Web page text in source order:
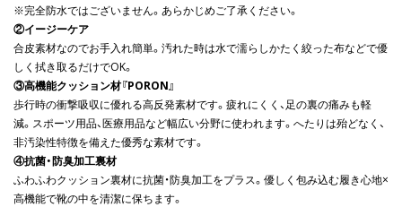
※完全防水ではございません。あらかじめご了承ください。
②イージーケア
合皮素材なのでお手入れ簡単。汚れた時は水で濡らしかたく絞った布などで優
しく拭き取るだけでOK。
③高機能クッション材『PORON』
歩行時の衝撃吸収に優れる高反発素材です。疲れにくく、足の裏の痛みも軽
減。スポーツ用品、医療用品など幅広い分野に使われます。へたりは殆どなく、
非汚染性特徴を備えた優秀な素材です。
④抗菌・防臭加工裏材
ふわふわクッション裏材に抗菌・防臭加工をプラス。優しく包み込む履き心地×
高機能で靴の中を清潔に保ちます。